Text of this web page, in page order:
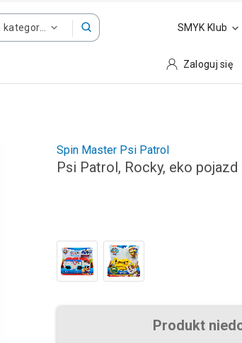
SMYK Klub
Zaloguj się
Spin Master Psi Patrol
Psi Patrol, Rocky, eko
Produkt